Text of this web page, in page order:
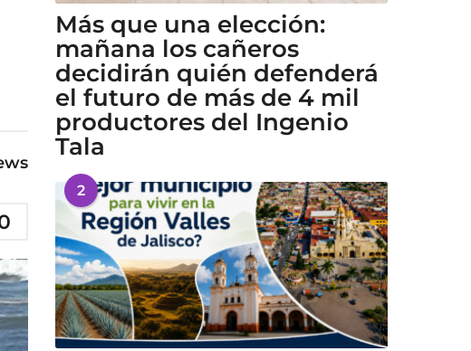
Más que una elección:
mañana los cañeros
decidirán quién defenderá
el futuro de más de 4 mil
productores del Ingenio
Tala
2